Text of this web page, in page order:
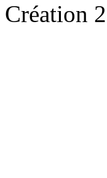
Création